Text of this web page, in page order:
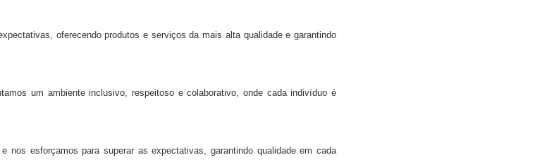
oferecendo produtos e serviços da mais alta qualidade e garantindo
um ambiente inclusivo, respeitoso e colaborativo, onde cada indivíduo é
esforçamos para superar as expectativas, garantindo qualidade em cada